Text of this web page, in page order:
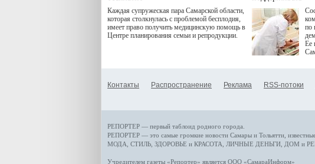
Каждая супружеская пара Самарской области,
которая столкнулась с проблемой бесплодия,
имеет право получить медицинскую помощь в
Центре планирования семьи и репродукции.
по
Ее
Контакты Распространение Реклама RSS-потоки
РЕПОРТЕР — первый таблоид родного города.
РЕПОРТЕР — это самые громкие новости Самары и Тольятти,
МОДА, СТИЛЬ ЗДОРОВЬЕ и КРАСОТА ЛИЧНЫЕ ДЕНЬГИ ДОМ и
Учредителем газеты «Репортер» является ООО «СамараИнформ»